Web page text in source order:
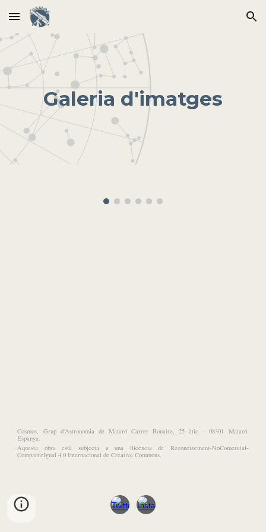
Skip to main content Skip to navigation
Galeria d'imatges
Cosmos, Grup d'Astronomia de Mataró Carrer Bonaire, 25 àtic - 08301 Mataró,
Espanya.
Aquesta obra està subjecta a una llicència de Reconeixement-NoComercial-
CompartirIgual 4.0 Internacional de Creative Commons.